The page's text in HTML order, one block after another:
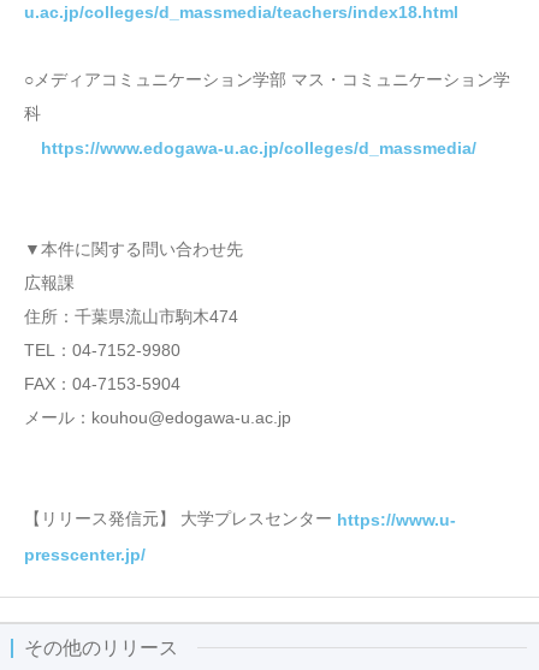
u.ac.jp/colleges/d_massmedia/teachers/index18.html
○メディアコミュニケーション学部 マス・コミュニケーション学
科
https://www.edogawa-u.ac.jp/colleges/d_massmedia/
▼本件に関する問い合わせ先
広報課
住所：千葉県流山市駒木474
TEL：04-7152-9980
FAX：04-7153-5904
メール：kouhou@edogawa-u.ac.jp
【リリース発信元】 大学プレスセンター https://www.u-
presscenter.jp/
その他のリリース